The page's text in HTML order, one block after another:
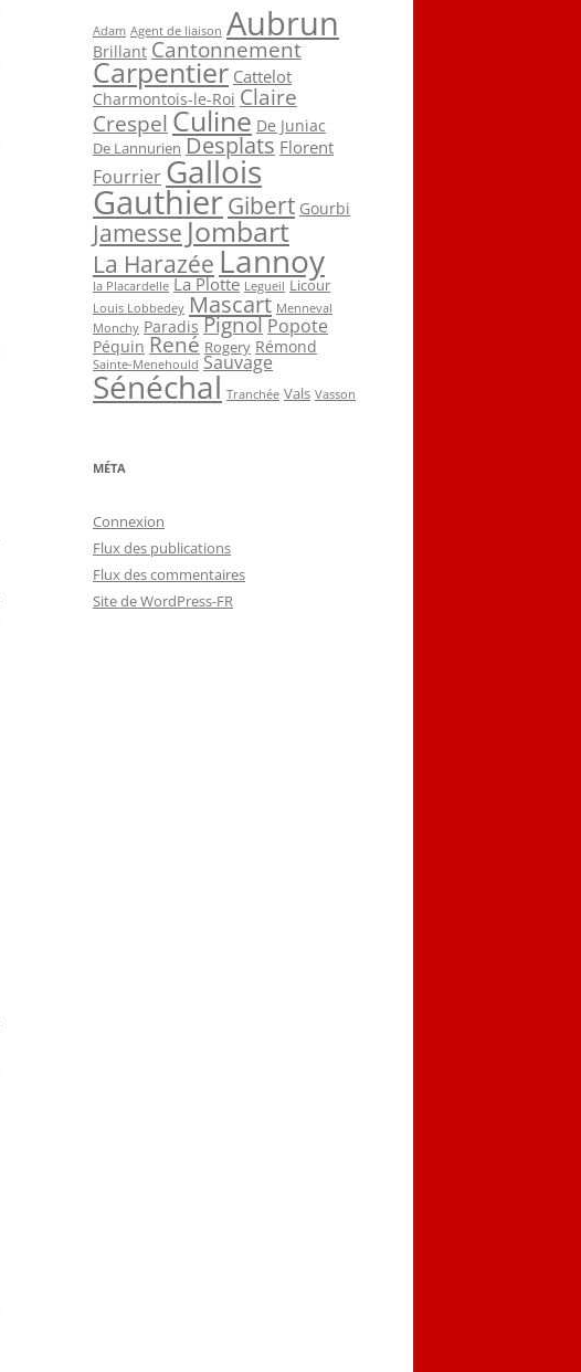
Adam Agent de liaison Aubrun
Brillant Cantonnement
Carpentier Cattelot
Charmontois-le-Roi Claire
Crespel Culine De Juniac
De Lannurien Desplats Florent
Fourrier Gallois
GauthierGibert Gourbi
JamesseJombart
La HarazéeLannoy
la Placardelle La Plotte Legueil Licour
Louis Lobbedey Mascart Menneval
Monchy Paradis Pignol Popote
Péquin René Rogery Rémond
Sainte-Menehould Sauvage
Sénéchal Tranchée Vals Vasson
MÉTA
Connexion
Flux des publications
Flux des commentaires
Site de WordPress-FR